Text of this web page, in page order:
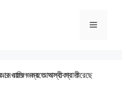
Menu